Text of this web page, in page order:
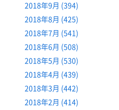
2018年9月 (394)
2018年8月 (425)
2018年7月 (541)
2018年6月 (508)
2018年5月 (530)
2018年4月 (439)
2018年3月 (442)
2018年2月 (414)